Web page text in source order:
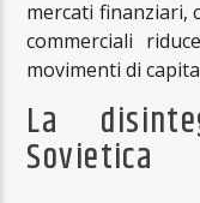
mercati finanziari,
commerciali
movimenti di
La
Sovietica